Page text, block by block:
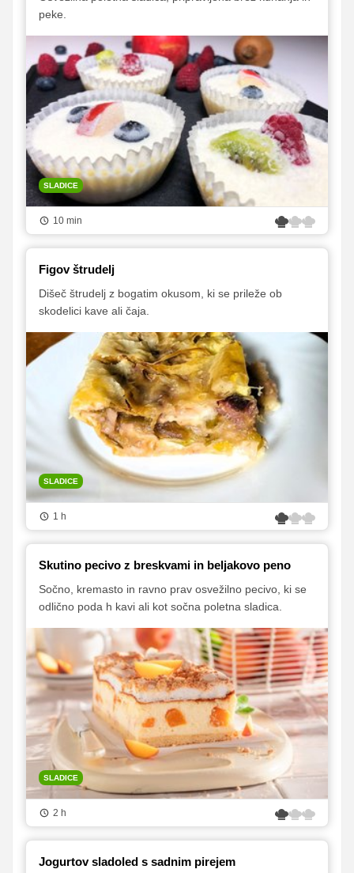
peke.
SLADICE
10 min
Figov štrudelj
Dišeč štrudelj z bogatim okusom, ki se prileže ob
skodelici kave ali čaja.
SLADICE
1 h
Skutino pecivo z breskvami in beljakovo peno
Sočno, kremasto in ravno prav osvežilno pecivo, ki se
odlično poda h kavi ali kot sočna poletna sladica.
SLADICE
2 h
Jogurtov sladoled s sadnim pirejem